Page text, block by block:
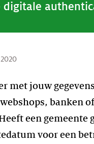
digitale
met jouw
banken of
een gemeente
voor een